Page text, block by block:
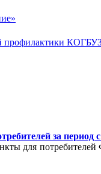
профилактики
за период с
для